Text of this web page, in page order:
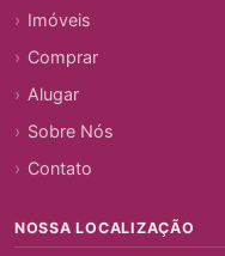
Imóveis
Comprar
Alugar
Sobre Nós
Contato
NOSSA LOCALIZAÇÃO